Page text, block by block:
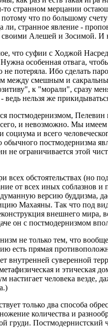
странном мерцании
что по большому
странное явление -
своими Алешей и Зосимой. И
что суфии с Ходжой
особенная отвага,
не потеряла. Ибо сделать
между смешным и
к "морали", сразу
- ведь нельзя же
постмодернизмом,
и невозможно. Мы
социума и всего
постмодернизма
не ограничивается этой
всех обстоятельствах (но
от всех иных соблазнов
версию буддизма,
Махаяны. Так что под
внешнего
он с постмодернизмом
не только тем, что
есть прямая
внутренней суверенной
и этическая
человека везде,
только два способа
количества и
груди.